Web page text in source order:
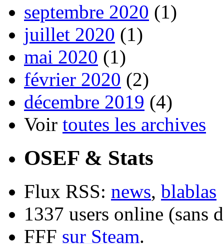
septembre 2020 (1)
juillet 2020 (1)
mai 2020 (1)
février 2020 (2)
décembre 2019 (4)
Voir toutes les archives
OSEF & Stats
Flux RSS: news, blablas
1337 users online (sans
FFF sur Steam.